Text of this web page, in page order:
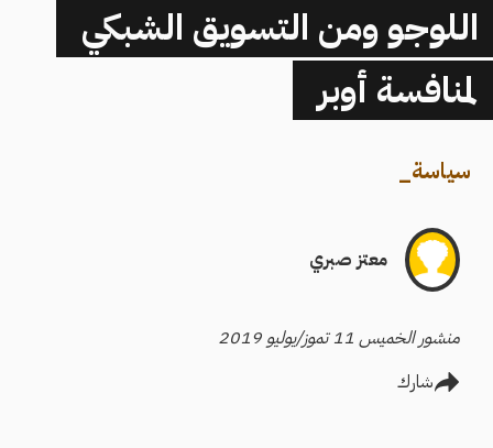
اللوجو ومن التسويق الشبكي
لمنافسة أوبر
سياسة_
معتز صبري
منشور الخميس 11 تموز/يوليو 2019
شارك